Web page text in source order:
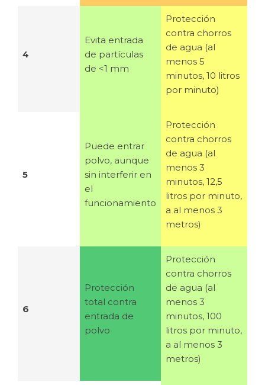
4
Evita entrada
de partículas
de <1 mm
Protección
contra chorros
de agua (al
menos 5
minutos, 10 litros
por minuto)
5
Puede entrar
polvo, aunque
sin interferir en
el
funcionamiento
Protección
contra chorros
de agua (al
menos 3
minutos, 12,5
litros por minuto,
a al menos 3
metros)
6
Protección
total contra
entrada de
polvo
Protección
contra chorros
de agua (al
menos 3
minutos, 100
litros por minuto,
a al menos 3
metros)